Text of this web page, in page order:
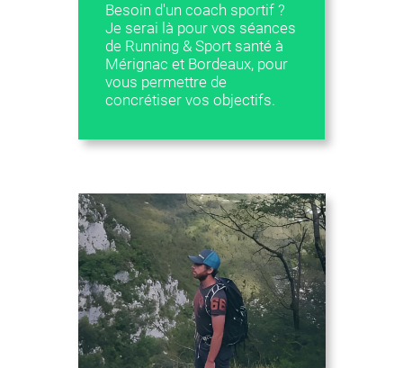
Besoin d'un coach sportif ?
Je serai là pour vos séances
de Running & Sport santé à
Mérignac et Bordeaux, pour
vous permettre de
concrétiser vos objectifs.